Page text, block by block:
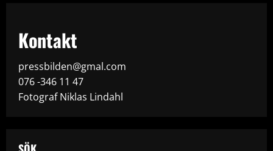
Kontakt
pressbilden@gmal.com
076 -346 11 47
Fotograf Niklas Lindahl